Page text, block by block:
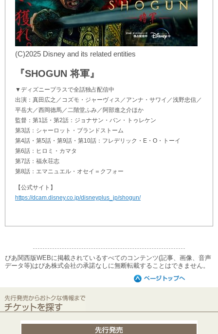
(C)2025 Disney and its related entities
『SHOGUN 将軍』
▼ディズニープラスで全話独占配信中
出演：真田広之／コズモ・ジャーヴィス／アンナ・サワイ／浅野忠信／
平岳大／西岡德馬／二階堂ふみ／阿部進之介ほか
監督：第1話・第2話：ジョナサン・バン・トゥレケン
第3話：シャーロット・ブランドストーム
第4話・第5話・第9話・第10話：フレデリック・E・O・トーイ
第6話：ヒロミ・カマタ
第7話：福永荘志
第8話：エマニュエル・オセイ＝クフォー
【公式サイト】
https://dcam.disney.co.jp/disneyplus_jp/shogun/
ぴあ関西版WEBに掲載されているすべてのコンテンツ(記事、画像、音声
データ等)はぴあ株式会社の承諾なしに無断転載することはできません。